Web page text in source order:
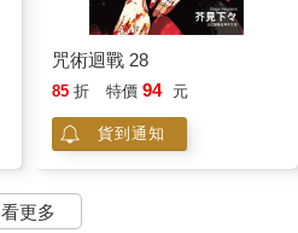
咒術迴戰 28
85 折 特價 94 元
貨到通知
看更多